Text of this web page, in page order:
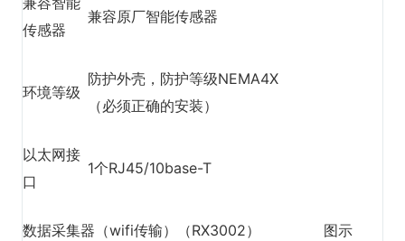
传感器
兼容原厂智能传感器
环境等级
防护外壳，防护等级NEMA4X
（必须正确的安装）
以太网接
口
1个RJ45/10base-T
数据采集器（wifi传输）（RX3002） 图示